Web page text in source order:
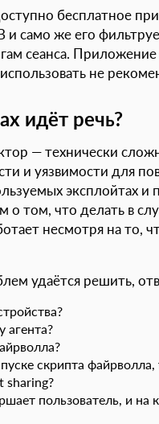
бесплатное
само же его
сеанса. Приложение
не
идёт речь?
— технически
и уязвимости для
эксплойтах
том, что делать в
несмотря на то,
удаётся решить,
агента?
скрипта файрволла,
sharing?
пользователь, и